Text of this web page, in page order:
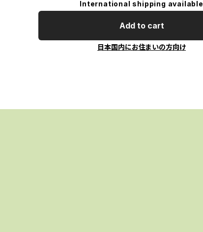
International shipping available
Add to cart
日本国内にお住まいの方向け